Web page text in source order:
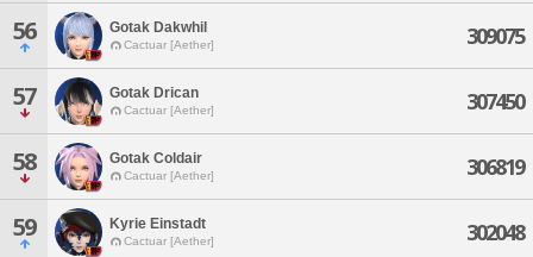
56 Gotak Dakwhil
Cactuar [Aether] 309075
57 Gotak Drican
Cactuar [Aether] 307450
58 Gotak Coldair
Cactuar [Aether] 306819
59 Kyrie Einstadt
Cactuar [Aether] 302048